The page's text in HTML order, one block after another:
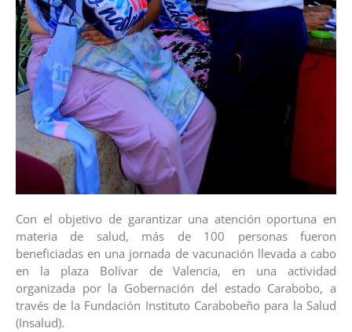
Con el objetivo de garantizar una atención oportuna en
materia de salud, más de 100 personas fueron
beneficiadas en una jornada de vacunación llevada a cabo
en la plaza Bolívar de Valencia, en una actividad
organizada por la Gobernación del estado Carabobo, a
través de la Fundación Instituto Carabobeño para la Salud
(Insalud).